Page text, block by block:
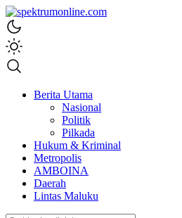
spektrumonline.com
Berita Utama
Nasional
Politik
Pilkada
Hukum & Kriminal
Metropolis
AMBOINA
Daerah
Lintas Maluku